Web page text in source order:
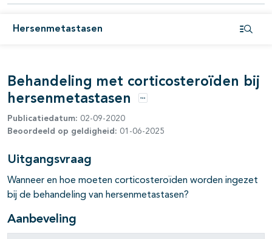
Hersenmetastasen
open- en dichtklappen
open- en dichtklappen
Behandeling met corticosteroïden bij
hersenmetastasen
Opties
Publicatiedatum: 02-09-2020
Beoordeeld op geldigheid: 01-06-2025
Uitgangsvraag
Wanneer en hoe moeten corticosteroïden worden ingezet
bij de behandeling van hersenmetastasen?
Aanbeveling